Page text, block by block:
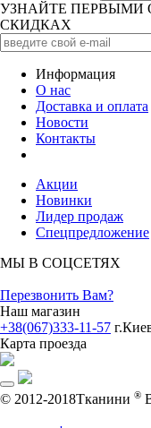
УЗНАЙТЕ ПЕРВЫМИ
СКИДКАХ
Информация
О нас
Доставка и оплата
Новости
Контакты
Акции
Новинки
Лидер продаж
Спецпредложение
МЫ В СОЦСЕТЯХ
Перезвонить Вам?
Наш магазин
+38(067)333-11-57
Карта проезда
© 2012-2018Тканини ®